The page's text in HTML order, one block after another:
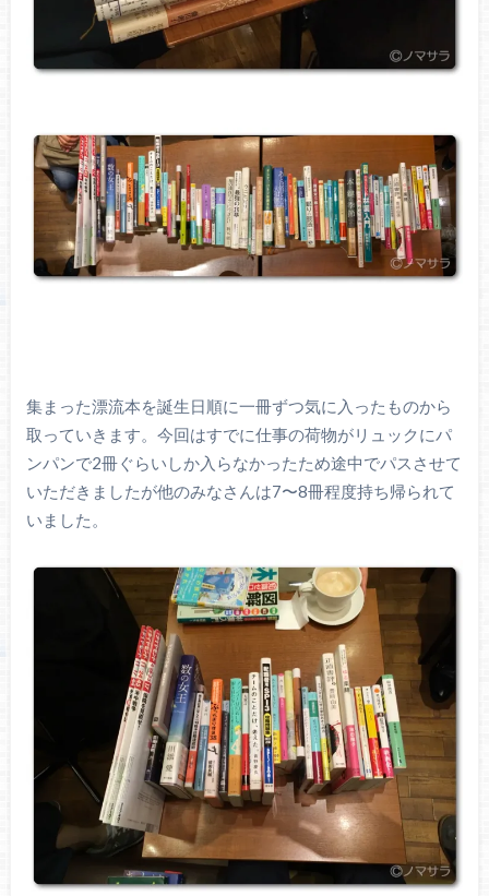
集まった漂流本を誕生日順に一冊ずつ気に入ったものから
取っていきます。今回はすでに仕事の荷物がリュックにパ
ンパンで2冊ぐらいしか入らなかったため途中でパスさせて
いただきましたが他のみなさんは7〜8冊程度持ち帰られて
いました。